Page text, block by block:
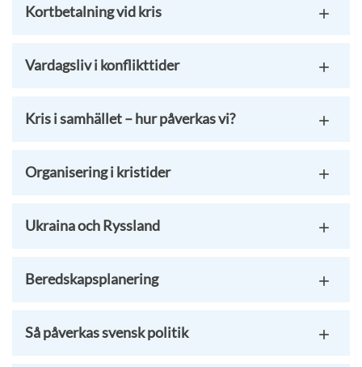
Kortbetalning vid kris
Vardagsliv i konflikttider
Kris i samhället – hur påverkas vi?
Organisering i kristider
Ukraina och Ryssland
Beredskapsplanering
Så påverkas svensk politik